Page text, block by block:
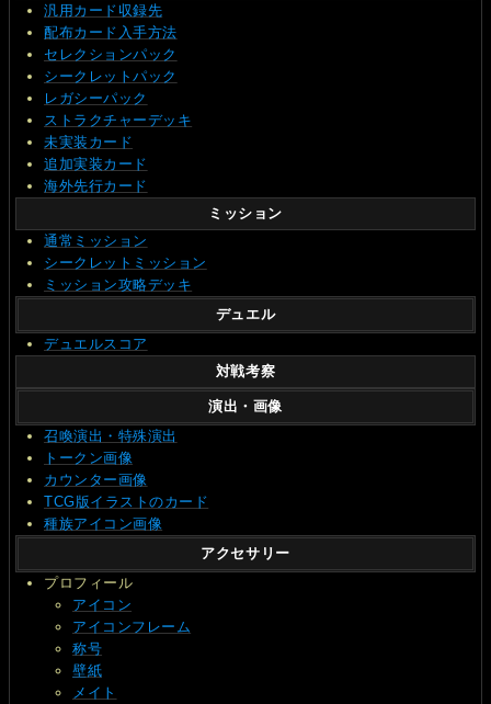
汎用カード収録先
配布カード入手方法
セレクションパック
シークレットパック
レガシーパック
ストラクチャーデッキ
未実装カード
追加実装カード
海外先行カード
ミッション
通常ミッション
シークレットミッション
ミッション攻略デッキ
デュエル
デュエルスコア
対戦考察
演出・画像
召喚演出・特殊演出
トークン画像
カウンター画像
TCG版イラストのカード
種族アイコン画像
アクセサリー
プロフィール
アイコン
アイコンフレーム
称号
壁紙
メイト